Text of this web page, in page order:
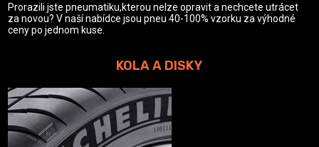
Prorazili jste pneumatiku,kterou nelze opravit a nechcete utrácet
za novou? V naší nabídce jsou pneu 40-100% vzorku za výhodné
ceny po jednom kuse.
KOLA A DISKY